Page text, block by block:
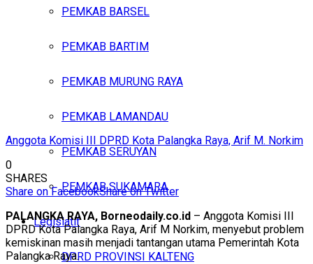
PEMKAB BARSEL
PEMKAB BARTIM
PEMKAB MURUNG RAYA
PEMKAB LAMANDAU
PEMKAB SERUYAN
PEMKAB SUKAMARA
Legislatif
DPRD PROVINSI KALTENG
Anggota Komisi III DPRD Kota Palangka Raya, Arif M. Norkim
0
SHARES
Share on FacebookShare on Twitter
PALANGKA RAYA, Borneodaily.co.id – Anggota Komisi III
DPRD Kota Palangka Raya, Arif M Norkim, menyebut problem
kemiskinan masih menjadi tantangan utama Pemerintah Kota
Palangka Raya.